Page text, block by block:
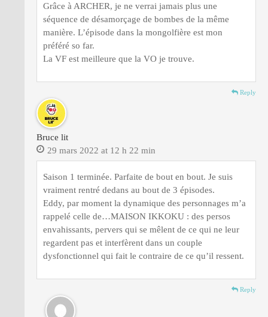
Grâce à ARCHER, je ne verrai jamais plus une
séquence de désamorçage de bombes de la même
manière. L’épisode dans la mongolfière est mon
préféré so far.
La VF est meilleure que la VO je trouve.
Reply
Bruce lit
29 mars 2022 at 12 h 22 min
Saison 1 terminée. Parfaite de bout en bout. Je suis
vraiment rentré dedans au bout de 3 épisodes.
Eddy, par moment la dynamique des personnages m’a
rappelé celle de…MAISON IKKOKU : des persos
envahissants, pervers qui se mêlent de ce qui ne leur
regardent pas et interfèrent dans un couple
dysfonctionnel qui fait le contraire de ce qu’il ressent.
Reply